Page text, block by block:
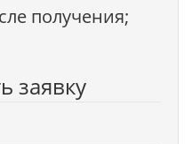
получения;
заявку